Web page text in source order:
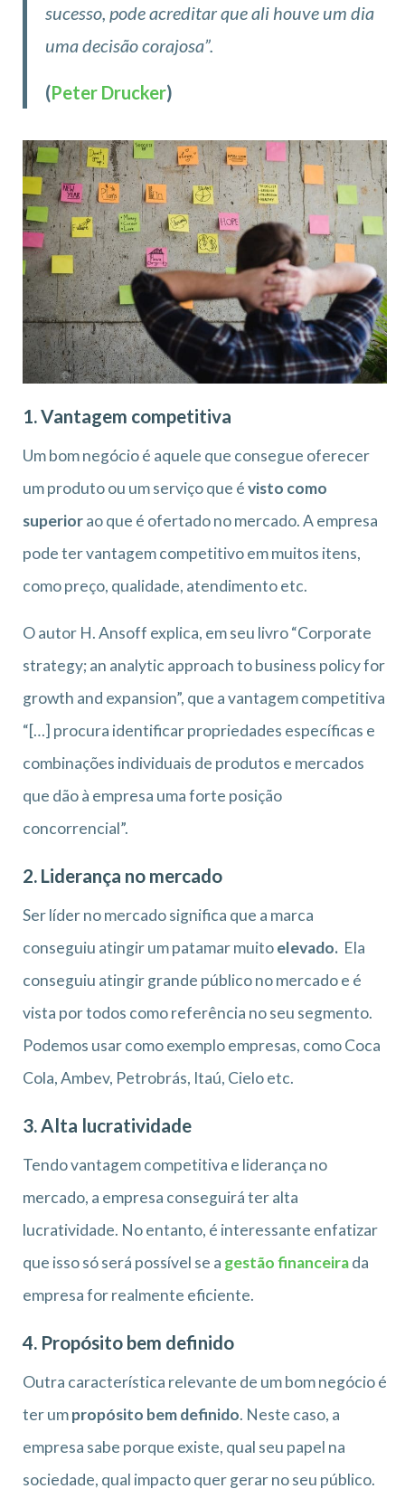
sucesso, pode acreditar que ali houve um dia
uma decisão corajosa”.
(Peter Drucker)
1. Vantagem competitiva
Um bom negócio é aquele que consegue oferecer
um produto ou um serviço que évisto como
superiorao que é ofertado no mercado. A empresa
pode ter vantagem competitivo em muitos itens,
como preço, qualidade, atendimento etc.
O autor H. Ansoff explica, em seu livro “Corporate
strategy; an analytic approach to business policy for
growth and expansion”, que a vantagem competitiva
“[…] procura identificar propriedades específicas e
combinações individuais de produtos e mercados
que dão à empresa uma forte posição
concorrencial”.
2. Liderança no mercado
Ser líder no mercado significa que a marca
conseguiu atingir um patamar muitoelevado. Ela
conseguiu atingir grande público no mercado e é
vista por todos como referência no seu segmento.
Podemos usar como exemplo empresas, como Coca
Cola, Ambev, Petrobrás, Itaú, Cielo etc.
3. Alta lucratividade
Tendo vantagem competitiva e liderança no
mercado, a empresa conseguirá ter alta
lucratividade. No entanto, é interessante enfatizar
que isso só será possível se a gestão financeirada
empresa for realmente eficiente.
4. Propósito bem definido
Outra característica relevante de um bom negócio é
ter umpropósito bem definido. Neste caso, a
empresa sabe porque existe, qual seu papel na
sociedade, qual impacto quer gerar no seu público.